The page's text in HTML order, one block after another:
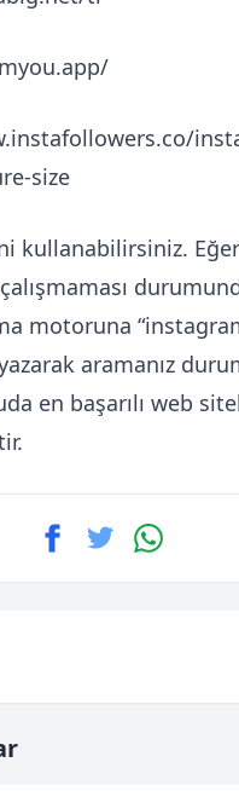
size
kullanabilirsiniz.
motoruna
aramanız
en başarılı web